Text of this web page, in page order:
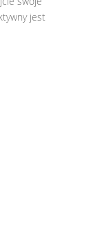
jest